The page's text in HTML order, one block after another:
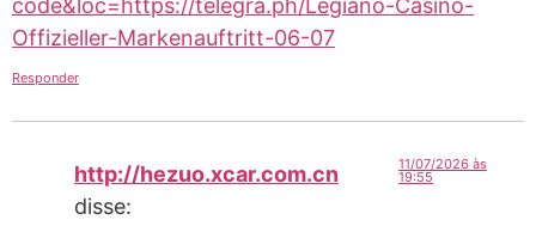
code&loc=https://telegra.ph/Legiano-Casino-
Offizieller-Markenauftritt-06-07
Responder
http://hezuo.xcar.com.cn
disse:
11/07/2026 às
19:55